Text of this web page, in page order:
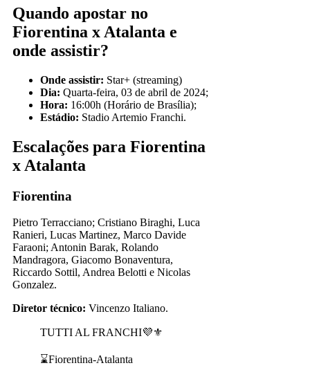
Quando apostar no
Fiorentina x Atalanta e
onde assistir?
Onde assistir: Star+ (streaming)
Dia: Quarta-feira, 03 de abril de 2024;
Hora: 16:00h (Horário de Brasília);
Estádio: Stadio Artemio Franchi.
Escalações para Fiorentina
x Atalanta
Fiorentina
Pietro Terracciano; Cristiano Biraghi, Luca
Ranieri, Lucas Martinez, Marco Davide
Faraoni; Antonin Barak, Rolando
Mandragora, Giacomo Bonaventura,
Riccardo Sottil, Andrea Belotti e Nicolas
Gonzalez.
Diretor técnico: Vincenzo Italiano.
TUTTI AL FRANCHI💜⚜️
⌛️Fiorentina-Atalanta